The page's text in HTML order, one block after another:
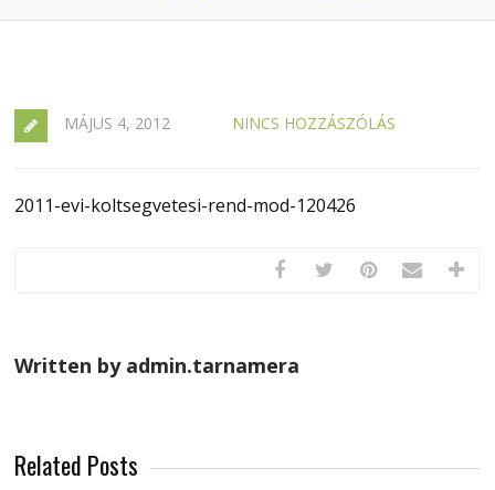
MÁJUS 4, 2012 NINCS HOZZÁSZÓLÁS
2011-evi-koltsegvetesi-rend-mod-120426
Written by admin.tarnamera
Related Posts